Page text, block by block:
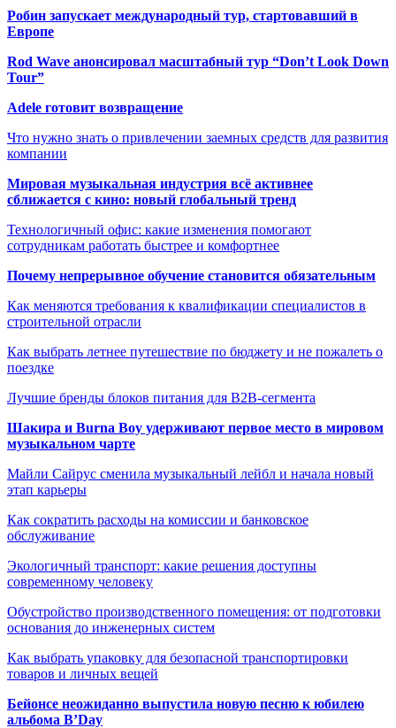
Робин запускает международный тур, стартовавший в
Европе
Rod Wave анонсировал масштабный тур “Don’t Look Down
Tour”
Adele готовит возвращение
Что нужно знать о привлечении заемных средств для развития
компании
Мировая музыкальная индустрия всё активнее
сближается с кино: новый глобальный тренд
Технологичный офис: какие изменения помогают
сотрудникам работать быстрее и комфортнее
Почему непрерывное обучение становится обязательным
Как меняются требования к квалификации специалистов в
строительной отрасли
Как выбрать летнее путешествие по бюджету и не пожалеть о
поездке
Лучшие бренды блоков питания для B2B-сегмента
Шакира и Burna Boy удерживают первое место в мировом
музыкальном чарте
Майли Сайрус сменила музыкальный лейбл и начала новый
этап карьеры
Как сократить расходы на комиссии и банковское
обслуживание
Экологичный транспорт: какие решения доступны
современному человеку
Обустройство производственного помещения: от подготовки
основания до инженерных систем
Как выбрать упаковку для безопасной транспортировки
товаров и личных вещей
Бейонсе неожиданно выпустила новую песню к юбилею
альбома B’Day